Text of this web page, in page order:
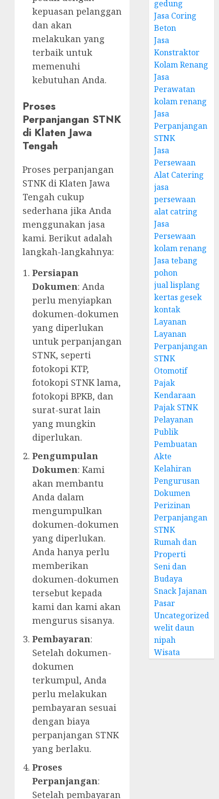
kepuasan pelanggan
dan akan
melakukan yang
terbaik untuk
memenuhi
kebutuhan Anda.
Proses
Perpanjangan STNK
di Klaten Jawa
Tengah
Proses perpanjangan
STNK di Klaten Jawa
Tengah cukup
sederhana jika Anda
menggunakan jasa
kami. Berikut adalah
langkah-langkahnya:
Persiapan
Dokumen: Anda
perlu menyiapkan
dokumen-dokumen
yang diperlukan
untuk perpanjangan
STNK, seperti
fotokopi KTP,
fotokopi STNK lama,
fotokopi BPKB, dan
surat-surat lain
yang mungkin
diperlukan.
Pengumpulan
Dokumen: Kami
akan membantu
Anda dalam
mengumpulkan
dokumen-dokumen
yang diperlukan.
Anda hanya perlu
memberikan
dokumen-dokumen
tersebut kepada
kami dan kami akan
mengurus sisanya.
Pembayaran:
Setelah dokumen-
dokumen
terkumpul, Anda
perlu melakukan
pembayaran sesuai
dengan biaya
perpanjangan STNK
yang berlaku.
Proses
Perpanjangan:
Setelah pembayaran
gedung
Jasa Coring
Beton
Jasa
Konstraktor
Kolam Renang
Jasa
Perawatan
kolam renang
Jasa
Perpanjangan
STNK
Jasa
Persewaan
Alat Catering
jasa
persewaan
alat catring
Jasa
Persewaan
kolam renang
Jasa tebang
pohon
jual lisplang
kertas gesek
kontak
Layanan
Layanan
Perpanjangan
STNK
Otomotif
Pajak
Kendaraan
Pajak STNK
Pelayanan
Publik
Pembuatan
Akte
Kelahiran
Pengurusan
Dokumen
Perizinan
Perpanjangan
STNK
Rumah dan
Properti
Seni dan
Budaya
Snack Jajanan
Pasar
Uncategorized
welit daun
nipah
Wisata